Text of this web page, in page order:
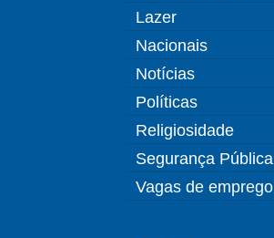
Lazer
Nacionais
Notícias
Políticas
Religiosidade
Segurança Pública
Vagas de emprego